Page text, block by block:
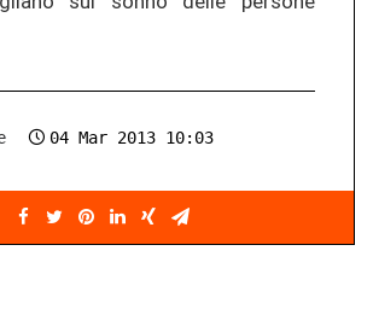
04 Mar 2013 10:03